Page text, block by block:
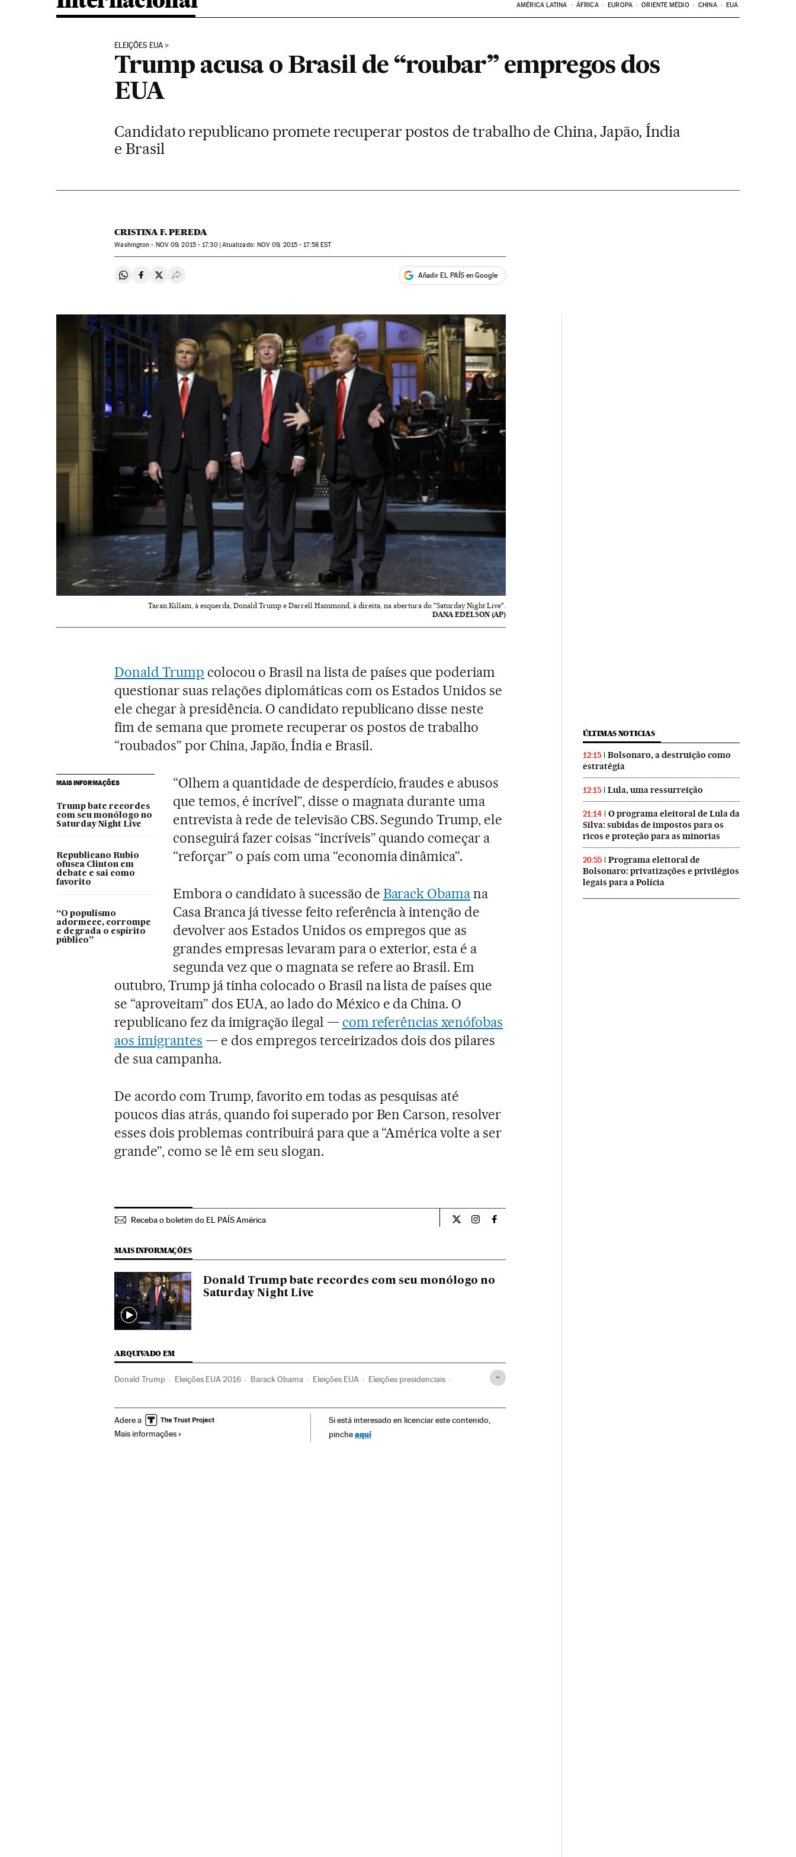
AMÉRICA LATINA ÁFRICA EUROPA ORIENTE MÉDIO CHINA EUA
ELEIÇÕES EUA
Trump acusa o Brasil de “roubar” empregos dos
EUA
Candidato republicano promete recuperar postos de trabalho de China, Japão, Índia
e Brasil
CRISTINA F. PEREDA
Washington - NOV09, 2015 - 17:30 atualizado: NOV 09, 2015 - 17:58EST
Compartir en Whatsapp
Compartir en Facebook
Compartir en Twitter
Desplegar Redes Sociales Añadir EL PAÍS en Google
Taran Killam, à esquerda, Donald Trump e Darrell Hammond, à direita, na abertura do "Saturday Night Live".
DANA EDELSON (AP)
Donald Trump colocou o Brasil na lista de países que poderiam
questionar suas relações diplomáticas com os Estados Unidos se
ele chegar à presidência. O candidato republicano disse neste
fim de semana que promete recuperar os postos de trabalho
“roubados” por China, Japão, Índia e Brasil.
MAIS INFORMAÇÕES
Trump bate recordes
com seu monólogo no
Saturday Night Live
Republicano Rubio
ofusca Clinton em
debate e sai como
favorito
“O populismo
adormece, corrompe
e degrada o espírito
público”
“Olhem a quantidade de desperdício, fraudes e abusos
que temos, é incrível”, disse o magnata durante uma
entrevista à rede de televisão CBS. Segundo Trump, ele
conseguirá fazer coisas “incríveis” quando começar a
“reforçar” o país com uma “economia dinâmica”.
Embora o candidato à sucessão de Barack Obamana
Casa Branca já tivesse feito referência à intenção de
devolver aos Estados Unidos os empregos que as
grandes empresas levaram para o exterior, esta é a
segunda vez que o magnata se refere ao Brasil. Em
outubro, Trump já tinha colocado o Brasil na lista de países que
se “aproveitam” dos EUA, ao lado do México e da China. O
republicano fez da imigração ilegal — com referências xenófobas
aos imigrantes — e dos empregos terceirizados dois dos pilares
de sua campanha.
De acordo com Trump, favorito em todas as pesquisas até
poucos dias atrás, quando foi superado por Ben Carson, resolver
esses dois problemas contribuirá para que a “América volte a ser
grande”, como se lê em seu slogan.
Receba o boletim do EL PAÍS América Internacional El País Brasil en Twitter
Internacional El País Brasil en Instagram
Internacional El País Brasil en Facebook
MAIS INFORMAÇÕES
Donald Trump bate recordes com seu monólogo no
Saturday Night Live
ARQUIVADO EM
Donald Trump Eleições EUA 2016 Barack Obama Eleições EUA Eleições presidenciais
América do Norte América
Adere a
Mais informações
Si está interesado en licenciar este contenido,
pincheaquí
ÚLTIMAS NOTICIAS
12:15
Bolsonaro, a destruição como
estratégia
12:15 Lula, uma ressurreição
21:14
O programa eleitoral de Lula da
Silva: subidas de impostos para os
ricos e proteção para as minorias
20:55
Programa eleitoral de
Bolsonaro: privatizações e privilégios
legais para a Polícia